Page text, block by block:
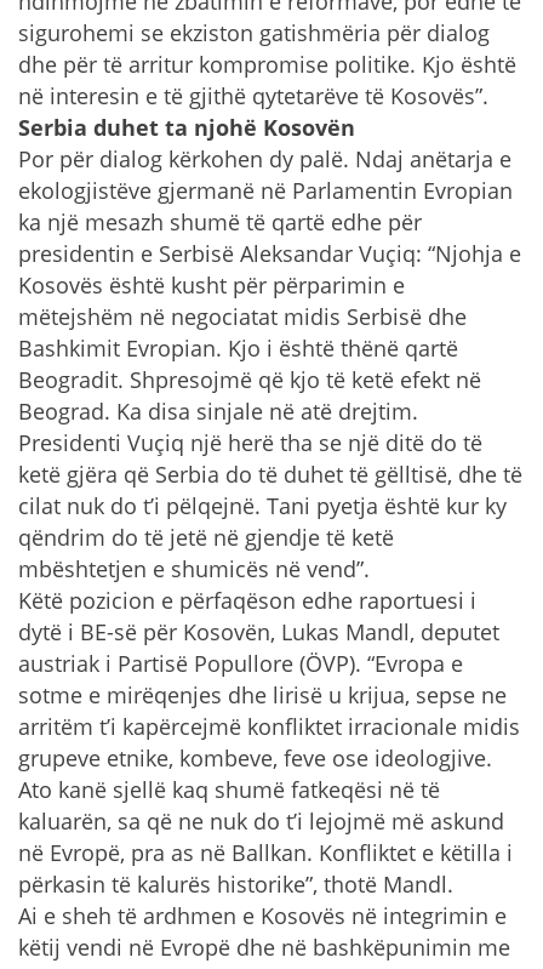
sigurohemi se ekziston gatishmëria për dialog
dhe për të arritur kompromise politike. Kjo është
në interesin e të gjithë qytetarëve të Kosovës”.
Serbia duhet ta njohë Kosovën
Por për dialog kërkohen dy palë. Ndaj anëtarja e
ekologjistëve gjermanë në Parlamentin Evropian
ka një mesazh shumë të qartë edhe për
presidentin e Serbisë Aleksandar Vuçiq: “Njohja e
Kosovës është kusht për përparimin e
mëtejshëm në negociatat midis Serbisë dhe
Bashkimit Evropian. Kjo i është thënë qartë
Beogradit. Shpresojmë që kjo të ketë efekt në
Beograd. Ka disa sinjale në atë drejtim.
Presidenti Vuçiq një herë tha se një ditë do të
ketë gjëra që Serbia do të duhet të gëlltisë, dhe të
cilat nuk do t’i pëlqejnë. Tani pyetja është kur ky
qëndrim do të jetë në gjendje të ketë
mbështetjen e shumicës në vend”.
Këtë pozicion e përfaqëson edhe raportuesi i
dytë i BE-së për Kosovën, Lukas Mandl, deputet
austriak i Partisë Popullore (ÖVP). “Evropa e
sotme e mirëqenjes dhe lirisë u krijua, sepse ne
arritëm t’i kapërcejmë konfliktet irracionale midis
grupeve etnike, kombeve, feve ose ideologjive.
Ato kanë sjellë kaq shumë fatkeqësi në të
kaluarën, sa që ne nuk do t’i lejojmë më askund
në Evropë, pra as në Ballkan. Konfliktet e këtilla i
përkasin të kalurës historike”, thotë Mandl.
Ai e sheh të ardhmen e Kosovës në integrimin e
këtij vendi në Evropë dhe në bashkëpunimin me